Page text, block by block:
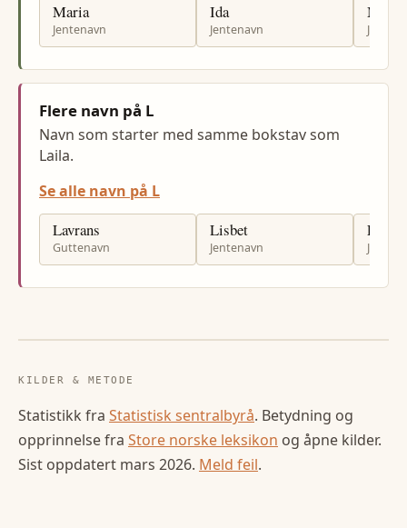
Maria
Jentenavn
Ida
Jentenavn
Flere navn på L
Navn som starter med samme bokstav som
Laila.
Se alle navn på L
Lavrans
Guttenavn
Lisbet
Jentenavn
Lisa
KILDER & METODE
Statistikk fra Statistisk sentralbyrå. Betydning og
opprinnelse fra Store norske leksikon og åpne kilder.
Sist oppdatert mars 2026. Meld feil.